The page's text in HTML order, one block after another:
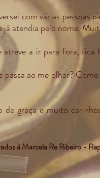
com várias pessoas
atendia pelo nome.
a ir para fora,
ao me olhar?
graça e muito
à Marcela Re Ribeiro -